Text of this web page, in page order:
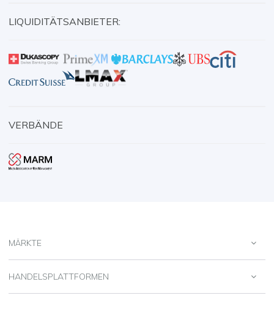
LIQUIDITÄTSANBIETER:
VERBÄNDE
MÄRKTE
HANDELSPLATTFORMEN